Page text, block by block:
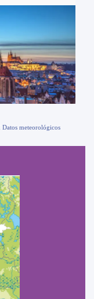
meteorológicos